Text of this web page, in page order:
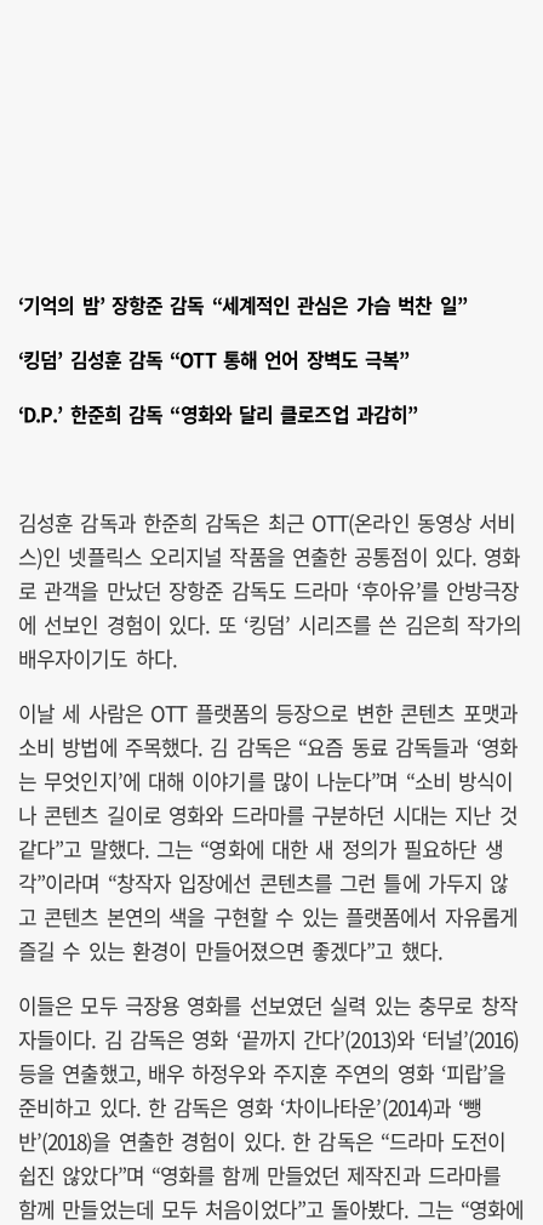
‘기억의 밤’ 장항준 감독 “세계적인 관심은 가슴 벅찬 일”
‘킹덤’ 김성훈 감독 “OTT 통해 언어 장벽도 극복”
‘D.P.’ 한준희 감독 “영화와 달리 클로즈업 과감히”
김성훈 감독과 한준희 감독은 최근 OTT(온라인 동영상 서비
스)인 넷플릭스 오리지널 작품을 연출한 공통점이 있다. 영화
로 관객을 만났던 장항준 감독도 드라마 ‘후아유’를 안방극장
에 선보인 경험이 있다. 또 ‘킹덤’ 시리즈를 쓴 김은희 작가의
배우자이기도 하다.
이날 세 사람은 OTT 플랫폼의 등장으로 변한 콘텐츠 포맷과
소비 방법에 주목했다. 김 감독은 “요즘 동료 감독들과 ‘영화
는 무엇인지’에 대해 이야기를 많이 나눈다”며 “소비 방식이
나 콘텐츠 길이로 영화와 드라마를 구분하던 시대는 지난 것
같다”고 말했다. 그는 “영화에 대한 새 정의가 필요하단 생
각”이라며 “창작자 입장에선 콘텐츠를 그런 틀에 가두지 않
고 콘텐츠 본연의 색을 구현할 수 있는 플랫폼에서 자유롭게
즐길 수 있는 환경이 만들어졌으면 좋겠다”고 했다.
이들은 모두 극장용 영화를 선보였던 실력 있는 충무로 창작
자들이다. 김 감독은 영화 ‘끝까지 간다’(2013)와 ‘터널’(2016)
등을 연출했고, 배우 하정우와 주지훈 주연의 영화 ‘피랍’을
준비하고 있다. 한 감독은 영화 ‘차이나타운’(2014)과 ‘뺑
반’(2018)을 연출한 경험이 있다. 한 감독은 “드라마 도전이
쉽진 않았다”며 “영화를 함께 만들었던 제작진과 드라마를
함께 만들었는데 모두 처음이었다”고 돌아봤다. 그는 “영화에